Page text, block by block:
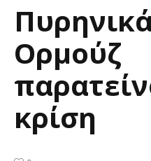
Ορμούζ
κρίση